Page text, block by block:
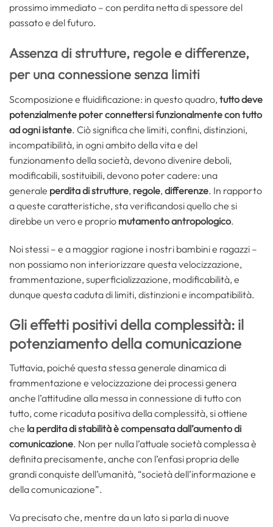
prossimo immediato – con perdita netta di spessore del
passato e del futuro.
Assenza di strutture, regole e differenze,
per una connessione senza limiti
Scomposizione e fluidificazione: in questo quadro,tutto deve
potenzialmente poter connettersi funzionalmente con tutto
ad ogni istante. Ciò significa che limiti, confini, distinzioni,
incompatibilità, in ogni ambito della vita e del
funzionamento della società, devono divenire deboli,
modificabili, sostituibili, devono poter cadere: una
generale perdita di strutture, regole,differenze. In rapporto
a queste caratteristiche, sta verificandosi quello che si
direbbe un vero e proprio mutamento antropologico.
Noi stessi – e a maggior ragione i nostri bambini e ragazzi –
non possiamo non interiorizzare questa velocizzazione,
frammentazione, superficializzazione, modificabilità, e
dunque questa caduta di limiti, distinzioni e incompatibilità.
Gli effetti positivi della complessità: il
potenziamento della comunicazione
Tuttavia, poiché questa stessa generale dinamica di
frammentazione e velocizzazione dei processi genera
anche l’attitudine alla messa in connessione di tutto con
tutto, come ricaduta positiva della complessità, si ottiene
che la perdita di stabilità è compensata dall’aumento di
comunicazione. Non per nulla l’attuale società complessa è
definita precisamente, anche con l’enfasi propria delle
grandi conquiste dell’umanità, “società dell’informazione e
della comunicazione”.
Va precisato che, mentre da un lato si parla di nuove